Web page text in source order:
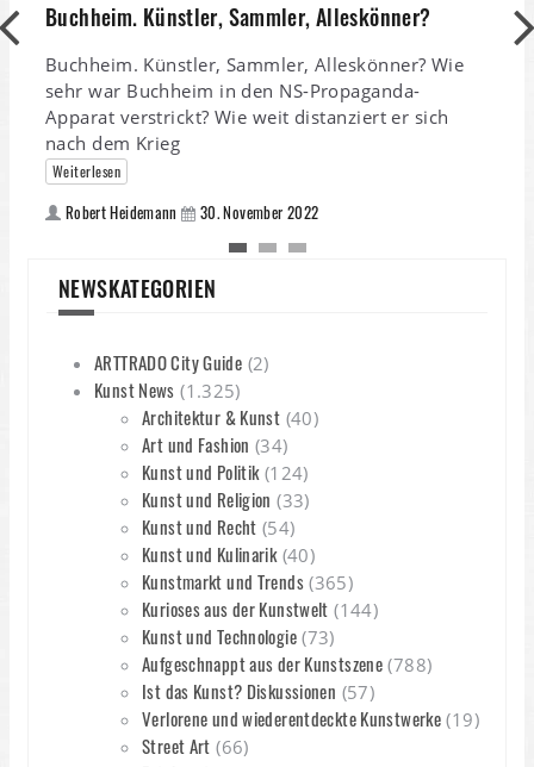
Buchheim. Künstler, Sammler, Alleskönner?
Buchheim. Künstler, Sammler, Alleskönner? Wie
sehr war Buchheim in den NS-Propaganda-
Apparat verstrickt? Wie weit distanziert er sich
nach dem Krieg
Weiterlesen
Robert Heidemann 30. November 2022
NEWSKATEGORIEN
ARTTRADO City Guide (2)
Kunst News (1.325)
Architektur & Kunst (40)
Art und Fashion (34)
Kunst und Politik(124)
Kunst und Religion (33)
Kunst und Recht (54)
Kunst und Kulinarik(40)
Kunstmarkt und Trends(365)
Kurioses aus der Kunstwelt (144)
Kunst und Technologie(73)
Aufgeschnappt aus der Kunstszene (788)
Ist das Kunst? Diskussionen (57)
Verlorene und wiederentdeckte Kunstwerke (19)
Street Art (66)